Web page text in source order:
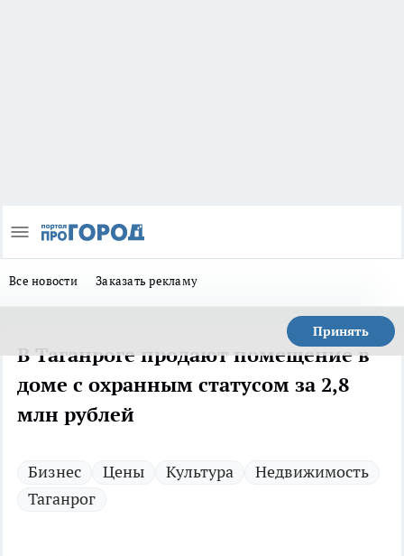
Все новости Заказать рекламу
Принять
В Таганроге продают помещение в
доме с охранным статусом за 2,8
млн рублей
Бизнес Цены Культура
Недвижимость
Таганрог